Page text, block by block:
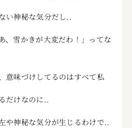
い神秘な気分だし..
、雪かきが大変だわ！」ってな
意味づけしてるのはすべて私
だけなのに..
や神秘な気分が生じるわけで..